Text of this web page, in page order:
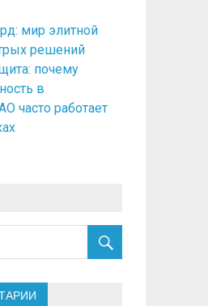
мир элитной
решений
почему
в
часто работает